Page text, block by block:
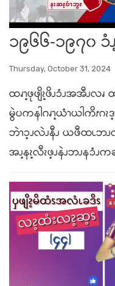
၁၉၆၆-၁၉၇၀
Thursday, October 31, 2024
ထၧၫ့ဖုဖျိၩ့ဖိၪၥံၪအအီၪလ
မွဲပကနါဂၧၫ့ယံၫယါကိၭဂ
ဘဲၫၥ့ၪလဲၪနီၪ ယဖီထၬဘၪလ
အၪ့နၩ့လီၩဖ့ၪနဲၪဘၪနၥံၪက